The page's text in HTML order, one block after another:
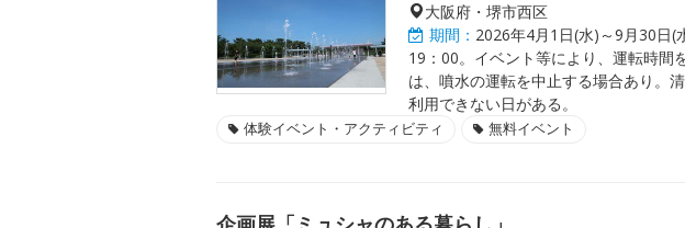
大阪府・堺市西区
期間： 2026年4月1日(水)～9月30日
19：00。イベント等により、運転時間
は、噴水の運転を中止する場合あり。
利用できない日がある。
体験イベント・アクティビティ 無料イベント